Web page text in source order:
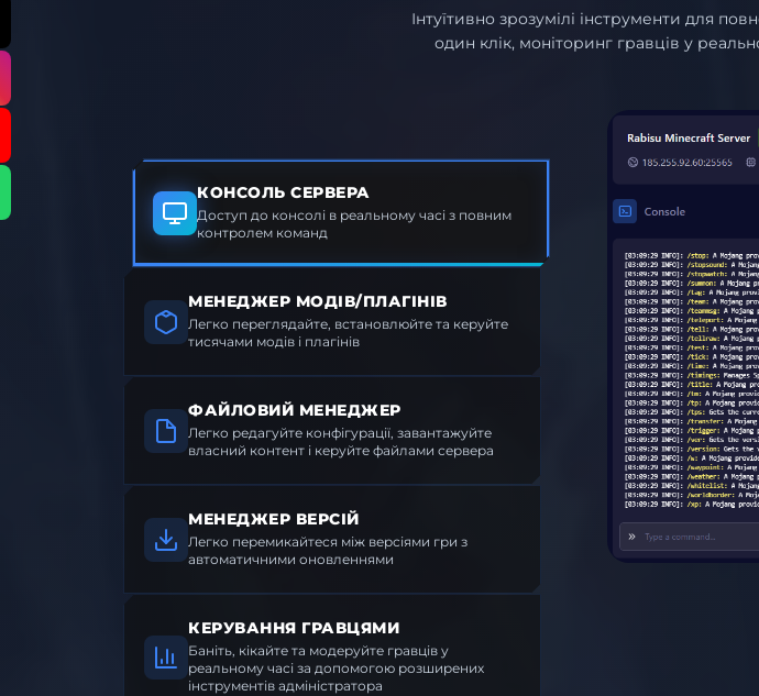
Інтуїтивно зрозумілі інструменти для
один клік, моніторинг гравців у
КОНСОЛЬ СЕРВЕРА
Доступ до консолі в реальному часі з повним
контролем команд
МЕНЕДЖЕР МОДІВ/ПЛАГІНІВ
Легко переглядайте, встановлюйте та керуйте
тисячами модів і плагінів
ФАЙЛОВИЙ МЕНЕДЖЕР
Легко редагуйте конфігурації, завантажуйте
власний контент і керуйте файлами сервера
МЕНЕДЖЕР ВЕРСІЙ
Легко перемикайтеся між версіями гри з
автоматичними оновленнями
КЕРУВАННЯ ГРАВЦЯМИ
Баніть, кікайте та модеруйте гравців у
реальному часі за допомогою розширених
інструментів адміністратора